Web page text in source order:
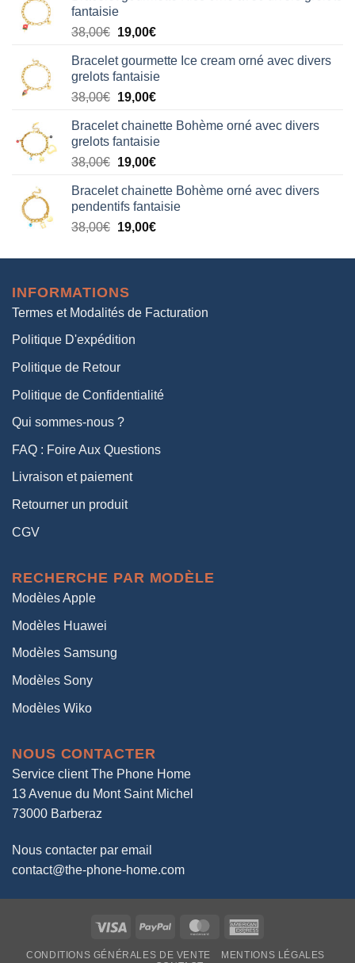
était :
38,00€.19,00€.
fantaisie
38,00€ Le
initial
était :
38,00€.
19,00€Le
actuel
est :
19,00€.
Bracelet gourmette Ice cream orné avec divers
grelots fantaisie
38,00€ Le
initial
était :
38,00€.
19,00€Le
actuel
est :
19,00€.
Bracelet chainette Bohème orné avec divers
grelots fantaisie
38,00€ Le
initial
était :
38,00€.
19,00€Le
actuel
est :
19,00€.
Bracelet chainette Bohème orné avec divers
pendentifs fantaisie
38,00€ Le
initial
38,00€.
19,00€Le
actuel
INFORMATIONS
Termes et Modalités de Facturation
Politique D'expédition
Politique de Retour
Politique de Confidentialité
Qui sommes-nous ?
FAQ : Foire Aux Questions
Livraison et paiement
Retourner un produit
CGV
RECHERCHE PAR MODÈLE
Modèles Apple
Modèles Huawei
Modèles Samsung
Modèles Sony
Modèles Wiko
NOUS CONTACTER
Service client The Phone Home
13 Avenue du Mont Saint Michel
73000 Barberaz
Nous contacter par email
contact@the-phone-home.com
Visa PayPal MasterCard
CONDITIONS GÉNÉRALES DE VENTE
MENTIONS LÉGALES